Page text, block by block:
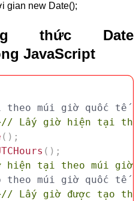
gian new Date();
thức Date
JavaScript
múi giờ quốc tế
Lấy giờ hiện tại
( ) ;
( ) ;
hiện tại theo múi giờ
múi giờ quốc tế
Lấy giờ được tạo